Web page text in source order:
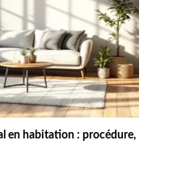
en habitation : procédure,